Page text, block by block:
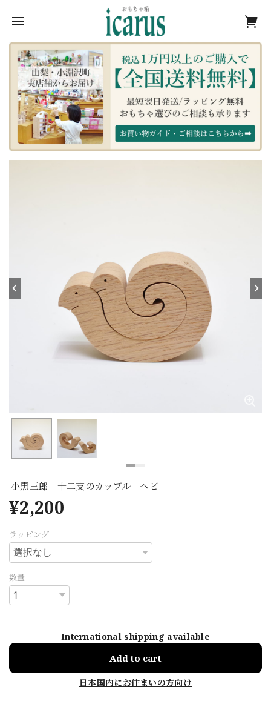
小黒三郎 十二支のカップル ヘビ
¥2,200
ラッピング
数量
International shipping available
Add to cart
日本国内にお住まいの方向け